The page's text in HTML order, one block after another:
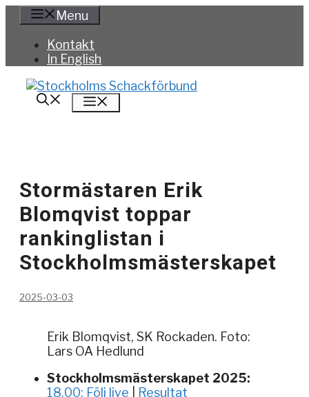
Hoppa
innehåll
Menu
Kontakt
In English
Stormästaren Erik
Blomqvist toppar
rankinglistan i
Stockholmsmästerskapet
2025-03-03
Erik Blomqvist, SK Rockaden. Foto:
Lars OA Hedlund
Stockholmsmästerskapet 2025:
18.00: Följ live
Resultat